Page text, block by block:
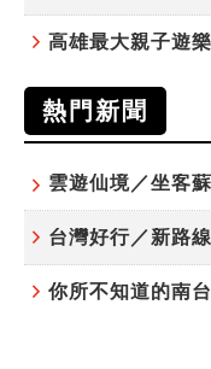
熱門新聞
雲遊仙境／坐客
你所不知道的南